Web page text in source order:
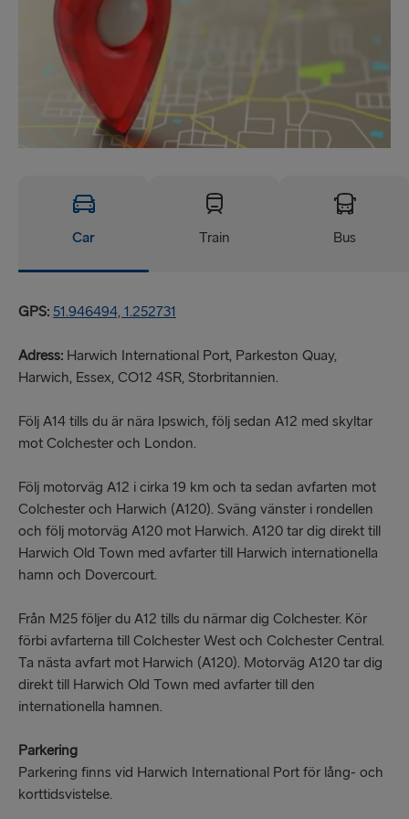
Car Train Bus
GPS: 51.946494, 1.252731
Adress: Harwich International Port, Parkeston Quay,
Harwich, Essex, CO12 4SR, Storbritannien.
Följ A14 tills du är nära Ipswich, följ sedan A12 med skyltar
mot Colchester och London.
Följ motorväg A12 i cirka 19 km och ta sedan avfarten mot
Colchester och Harwich (A120). Sväng vänster i rondellen
och följ motorväg A120 mot Harwich. A120 tar dig direkt till
Harwich Old Town med avfarter till Harwich internationella
hamn och Dovercourt.
Från M25 följer du A12 tills du närmar dig Colchester. Kör
förbi avfarterna till Colchester West och Colchester Central.
Ta nästa avfart mot Harwich (A120). Motorväg A120 tar dig
direkt till Harwich Old Town med avfarter till den
internationella hamnen.
Parkering
Parkering finns vid Harwich International Port för lång- och
korttidsvistelse.